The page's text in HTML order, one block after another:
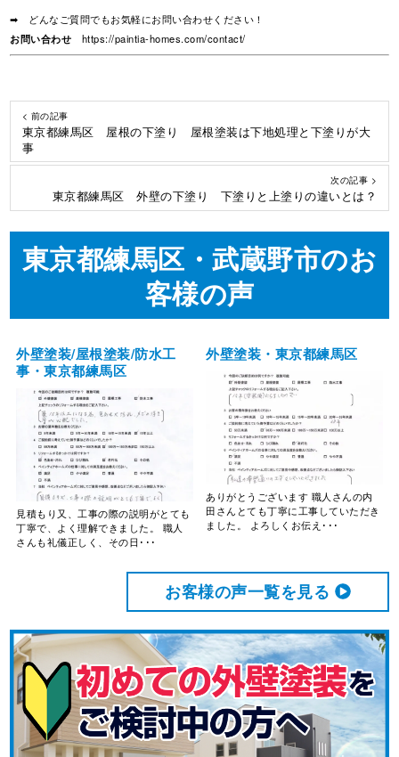
➡ どんなご質問でもお気軽にお問い合わせください！
お問い合わせ
https://paintia-homes.com/contact/
< 前の記事
東京都練馬区 屋根の下塗り 屋根塗装は下地処理と下塗りが大
事
次の記事 >
東京都練馬区 外壁の下塗り 下塗りと上塗りの違いとは？
東京都練馬区・武蔵野市のお
客様の声
外壁塗装/屋根塗装/防水工
事・東京都練馬区
見積もり又、工事の際の説明がとても
丁寧で、よく理解できました。 職人
さんも礼儀正しく、その日･･･
外壁塗装・東京都練馬区
ありがとうございます 職人さんの内
田さんとても丁寧に工事していただき
ました。 よろしくお伝え･･･
お客様の声⼀覧を⾒る